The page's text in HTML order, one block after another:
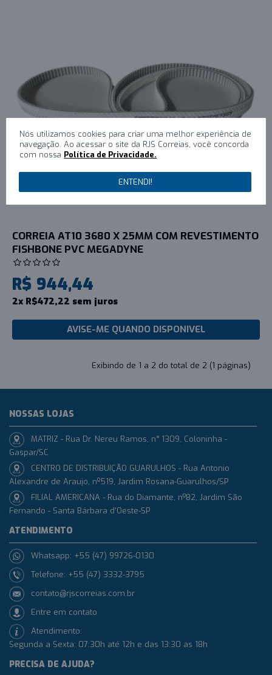
CORREIA AT10 3680 X 25MM COM REVESTIMENTO
FISHBONE PVC MEGADYNE
R$ 944,44
2x R$472,22 sem juros
AVISE-ME QUANDO DISPONIVEL
Exibindo de 1 a 2 do total de 2 (1 páginas)
Nós utilizamos cookies para criar uma melhor experiência de
navegação. Ao acessar o site da RJS Correias, você concorda
com nossa Política de Privacidade.
ENTENDI!
NOSSAS LOJAS
MATRIZ - Rua Dr. Nereu Ramos, n° 1309, Coloninha -
Gaspar/SC
CENTRO DE DISTRIBUIÇÃO GUARULHOS - Rua Antonio
Alexandre de Araujo, nº519, Jardim Rosana-Guarulhos/SP
FILIAL AMERICANA - Rua do Diamante, nº82, Jardim São
Fernando - Santa Bárbara d'Oeste-SP
ATENDIMENTO
Whatsapp: +55 (47) 99726-0130
Telefone: +55 (47) 3332-3795
contato@rjscorreias.com.br
Entre em contato
Atendimento:
Segunda a Sexta: 07:30h até 12h e das 13:30 as 18h
PRECISA DE AJUDA?